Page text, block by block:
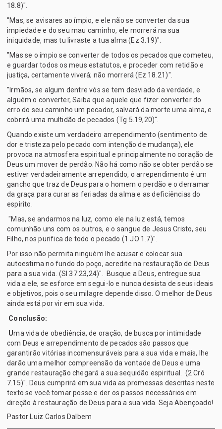
18.8)".
"Mas, se avisares ao ímpio, e ele não se converter da sua
impiedade e do seu mau caminho, ele morrerá na sua
iniquidade, mas tu livraste a tua alma (Ez 3.19)".
"Mas se o ímpio se converter de todos os pecados que cometeu,
e guardar todos os meus estatutos, e proceder com retidão e
justiça, certamente viverá; não morrerá (Ez 18.21)".
"Irmãos, se algum dentre vós se tem desviado da verdade, e
alguém o converter, Saiba que aquele que fizer converter do
erro do seu caminho um pecador, salvará da morte uma alma, e
cobrirá uma multidão de pecados (Tg 5.19,20)".
Quando existe um verdadeiro arrependimento (sentimento de
dor e tristeza pelo pecado com intenção de mudança), ele
provoca na atmosfera espiritual e principalmente no coração de
Deus um mover de perdão. Não há como não se obter perdão se
estiver verdadeiramente arrependido, o arrependimento é um
gancho que traz de Deus para o homem o perdão e o derramar
da graça para curar as feriadas da alma e as deficiências do
espirito.
"Mas, se andarmos na luz, como ele na luz está, temos
comunhão uns com os outros, e o sangue de Jesus Cristo, seu
Filho, nos purifica de todo o pecado (1 JO 1.7)".
Por isso não permita ninguém lhe acusar e colocar sua
autoestima no fundo do poço, acredite na restauração de Deus
para a sua vida. (Sl 37.23,24)". Busque a Deus, entregue sua
vida a ele, se esforce em segui-lo e nunca desista de seus ideais
e objetivos, pois o seu milagre depende disso. O melhor de Deus
ainda está por vir em sua vida.
Conclusão:
Uma vida de obediência, de oração, de busca por intimidade
com Deus e arrependimento de pecados são passos que
garantirão vitórias incomensuráveis para a sua vida e mais, lhe
darão uma melhor compreensão da vontade de Deus e uma
grande restauração chegará a sua sequidão espiritual. (2 Crô
7.15)". Deus cumprirá em sua vida as promessas descritas neste
texto se você tomar posse e der os passos necessários em
direção à restauração de Deus para a sua vida. Seja Abençoado!
Pastor Luiz Carlos Dalbem